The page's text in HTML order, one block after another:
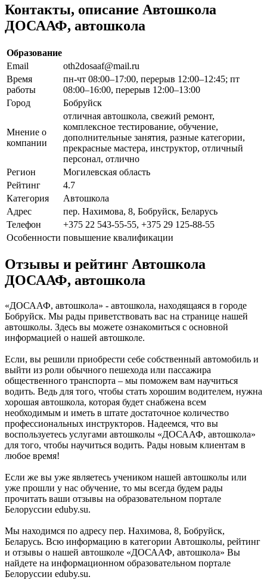
Контакты, описание Автошкола
ДОСААФ, автошкола
Образование
Email
oth2dosaaf@mail.ru
Время
работы
пн-чт 08:00–17:00, перерыв 12:00–12:45; пт
08:00–16:00, перерыв 12:00–13:00
Город
Бобруйск
Мнение о
компании
отличная автошкола, свежий ремонт,
комплексное тестирование, обучение,
дополнительные занятия, разные категории,
прекрасные мастера, инструктор, отличный
персонал, отлично
Регион
Могилевская область
Рейтинг
4.7
Категория
Автошкола
Адрес
пер. Нахимова, 8, Бобруйск, Беларусь
Телефон
+375 22 543-55-55, +375 29 125-88-55
Особенности повышение квалификации
Отзывы и рейтинг Автошкола
ДОСААФ, автошкола
«ДОСААФ, автошкола» - автошкола, находящаяся в городе
Бобруйск. Мы рады приветствовать вас на странице нашей
автошколы. Здесь вы можете ознакомиться с основной
информацией о нашей автошколе.
Если, вы решили приобрести себе собственный автомобиль и
выйти из роли обычного пешехода или пассажира
общественного транспорта – мы поможем вам научиться
водить. Ведь для того, чтобы стать хорошим водителем, нужна
хорошая автошкола, которая будет снабжена всем
необходимым и иметь в штате достаточное количество
профессиональных инструкторов. Надеемся, что вы
воспользуетесь услугами автошколы «ДОСААФ, автошкола»
для того, чтобы научиться водить. Рады новым клиентам в
любое время!
Если же вы уже являетесь учеником нашей автошколы или
уже прошли у нас обучение, то мы всегда будем рады
прочитать ваши отзывы на образовательном портале
Белоруссии eduby.su.
Мы находимся по адресу пер. Нахимова, 8, Бобруйск,
Беларусь. Всю информацию в категории Автошколы, рейтинг
и отзывы о нашей автошколе «ДОСААФ, автошкола» Вы
найдете на информационном образовательном портале
Белоруссии eduby.su.